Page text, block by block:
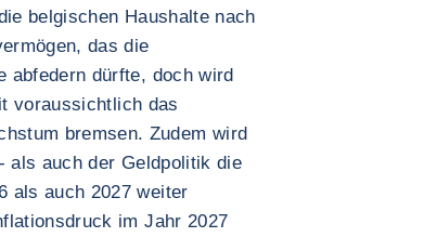
belgischen Haushalte nach
das die
abfedern dürfte, doch wird
voraussichtlich das
bremsen. Zudem wird
als auch der Geldpolitik die
als auch 2027 weiter
im Jahr 2027